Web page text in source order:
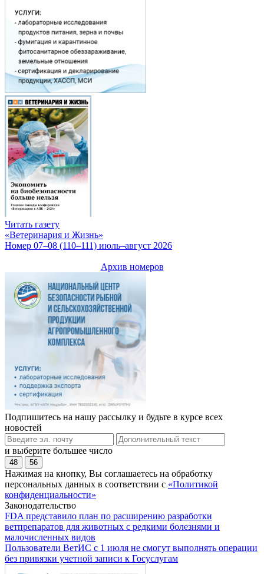
Читать газету
«Ветеринария и Жизнь»
Номер 07–08 (110–111) июль–август 2026
Архив номеров
Подпишитесь на нашу рассылку и будьте в курсе всех
новостей
и выберите большее число
48 56
Нажимая на кнопку, Вы соглашаетесь на обработку
персональных данных в соответствии с «Политикой
конфиденциальности»
Законодательство
FDA представило план по расширению разработки
ветпрепаратов для животных с редкими болезнями и
малочисленных видов
Пользователи ВетИС с 1 июля не смогут выполнять операции
без привязки учетной записи к Госуслугам